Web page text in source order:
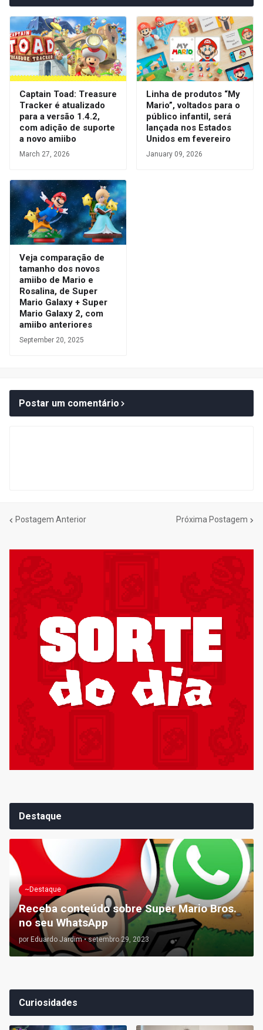
Captain Toad: Treasure
Tracker é atualizado
para a versão 1.4.2,
com adição de suporte
a novo amiibo
March 27, 2026
Linha de produtos “My
Mario”, voltados para o
público infantil, será
lançada nos Estados
Unidos em fevereiro
January 09, 2026
Veja comparação de
tamanho dos novos
amiibo de Mario e
Rosalina, de Super
Mario Galaxy + Super
Mario Galaxy 2, com
amiibo anteriores
September 20, 2025
Postar um comentário
Postagem Anterior Próxima Postagem
Destaque
~Destaque
Receba conteúdo sobre Super Mario Bros.
no seu WhatsApp
por Eduardo Jardim • setembro 29, 2023
Curiosidades